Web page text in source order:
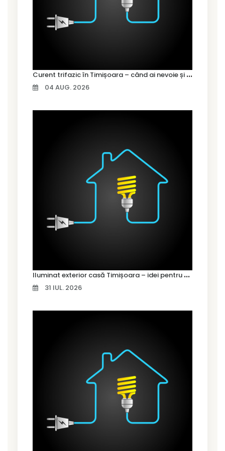
C
urent trifazic în Timișoara – când ai nevoie și cum îl alegi
04 AUG. 2026
I
luminat exterior casă Timișoara – idei pentru siguranță și confort
31 IUL. 2026